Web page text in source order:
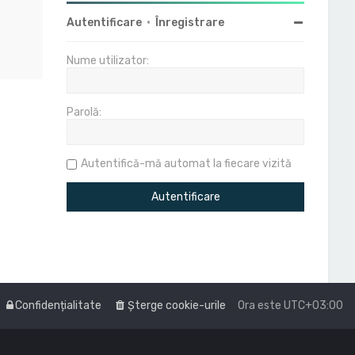
Autentificare • Înregistrare
Nume utilizator:
Parolă:
Autentifică-mă automat la fiecare vizită
Ora este UTC+03:00
Şterge cookie-urile
Confidențialitate